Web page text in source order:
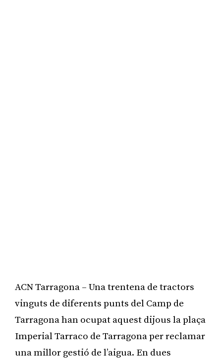
ACN Tarragona – Una trentena de tractors
vinguts de diferents punts del Camp de
Tarragona han ocupat aquest dijous la plaça
Imperial Tarraco de Tarragona per reclamar
una millor gestió de l’aigua. En dues